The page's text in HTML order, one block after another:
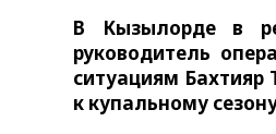
В Кызылорде в
руководитель
ситуациям Бахтияр
к купальному